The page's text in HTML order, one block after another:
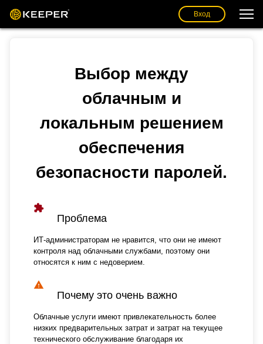
Вход
Выбор между
облачным и
локальным решением
обеспечения
безопасности паролей.
Проблема
ИТ-администраторам не нравится, что они не имеют
контроля над облачными службами, поэтому они
относятся к ним с недоверием.
Почему это очень важно
Облачные услуги имеют привлекательность более
низких предварительных затрат и затрат на текущее
технического обслуживание благодаря их